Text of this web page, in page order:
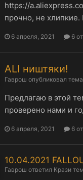
https://
прочно, не
6 апреля, 2021 6
ALI ништяки!
Гаврош опубликовал
Предлагаю в этой
проверено нами и
6 апреля, 2021 6
10.04.2021
Гаврош ответил Крази